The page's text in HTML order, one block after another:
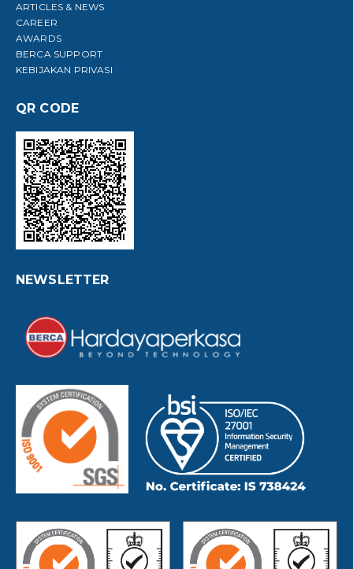
ARTICLES & NEWS
CAREER
AWARDS
BERCA SUPPORT
KEBIJAKAN PRIVASI
QR CODE
NEWSLETTER